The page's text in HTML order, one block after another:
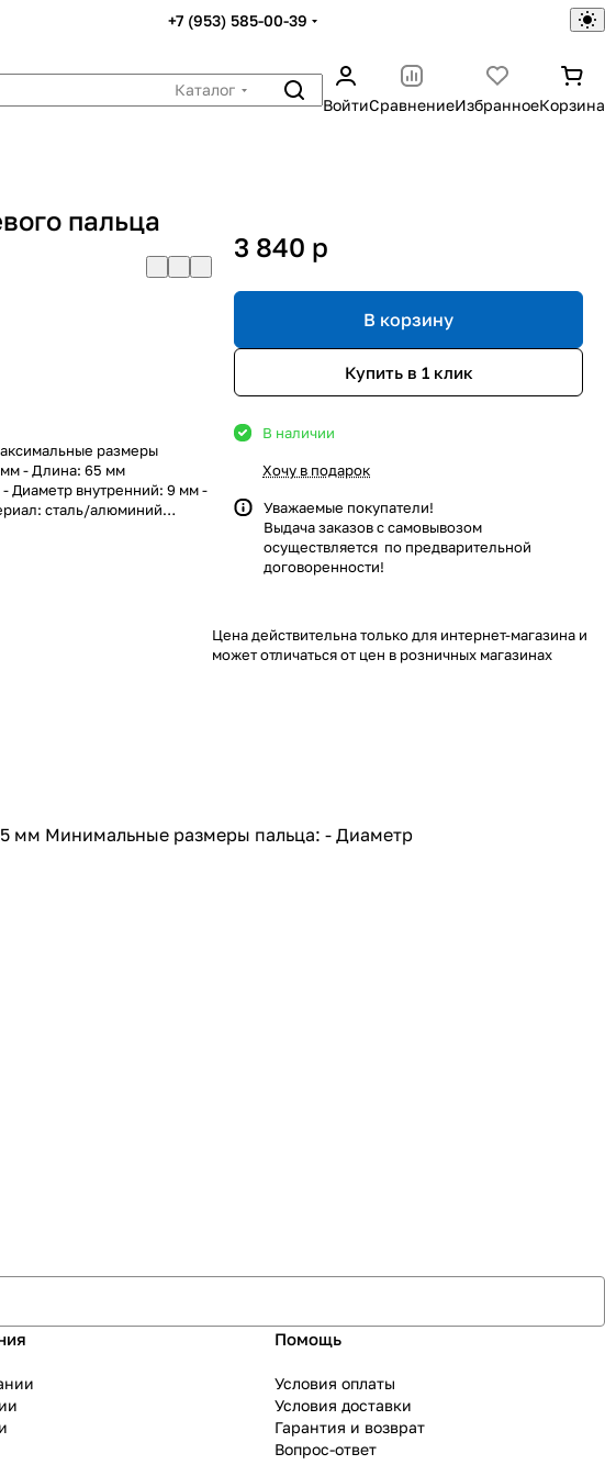
+7 (953) 585-00-39
Каталог
ВойтиСравнениеИзбранноеКорзина
пальца
размеры
- Длина: 65 мм
Диаметр внутренний: 9 мм -
сталь/алюминий
3 840 p
В корзину
Купить в 1 клик
В наличии
Хочу в подарок
Уважаемые покупатели!
Выдача заказов с самовывозом
осуществляется по предварительной
договоренности!
Цена действительна только для интернет-магазина и
может отличаться от цен в розничных магазинах
мм Минимальные размеры пальца: - Диаметр
Помощь
Условия оплаты
Условия доставки
Гарантия и возврат
Вопрос-ответ